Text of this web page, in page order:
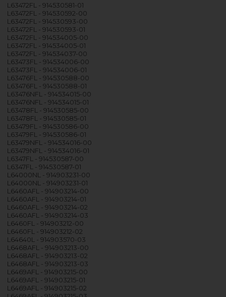
L63472FL - 914530581-01
L63472FL - 914530592-00
L63472FL - 914530593-00
L63472FL - 914530593-01
L63472FL - 914534005-00
L63472FL - 914534005-01
L63472FL - 914534037-00
L63473FL - 914534006-00
L63473FL - 914534006-01
L63476FL - 914530588-00
L63476FL - 914530588-01
L63476NFL - 914534015-00
L63476NFL - 914534015-01
L63478FL - 914530585-00
L63478FL - 914530585-01
L63479FL - 914530586-00
L63479FL - 914530586-01
L63479NFL - 914534016-00
L63479NFL - 914534016-01
L6347FL - 914530587-00
L6347FL - 914530587-01
L64000NL - 914903231-00
L64000NL - 914903231-01
L6460AFL - 914903214-00
L6460AFL - 914903214-01
L6460AFL - 914903214-02
L6460AFL - 914903214-03
L6460FL - 914903212-00
L6460FL - 914903212-02
L64640L - 914903570-03
L6468AFL - 914903213-00
L6468AFL - 914903213-02
L6468AFL - 914903213-03
L6469AFL - 914903215-00
L6469AFL - 914903215-01
L6469AFL - 914903215-02